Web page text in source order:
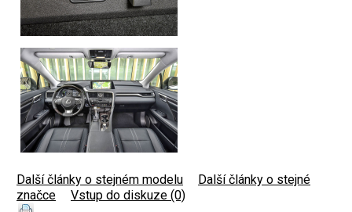
Další články o stejném modelu
Další články o stejné
značce
Vstup do diskuze (0)